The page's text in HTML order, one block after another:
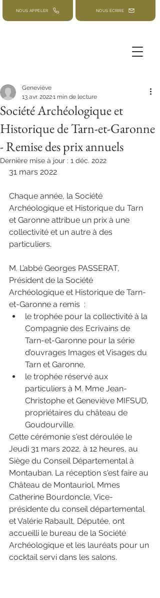
NOUS APPELER NOUS ÉCRIRE
Société Archéologique et
Historique de Tarn-et-Garonne
- Remise des prix annuels
Geneviève
13 avr. 20221 min de lecture
Dernière mise à jour : 1 déc. 2022
31 mars 2022
Chaque année, la Société
Archéologique et Historique du Tarn
et Garonne attribue un prix à une
collectivité et un autre à des
particuliers.
M. L’abbé Georges PASSERAT,
Président de la Société
Archéologique et Historique de Tarn-
et-Garonne a remis  :
le trophée pour la collectivité à la
Compagnie des Ecrivains de
Tarn-et-Garonne pour la série
d’ouvrages Images et Visages du
Tarn et Garonne,
le trophée réservé aux
particuliers à M. Mme Jean-
Christophe et Geneviève MIFSUD,
propriétaires du château de
Goudourville.
Cette cérémonie s'est déroulée le
Jeudi 31 mars 2022, à 12 heures, au
Siège du Conseil Départemental à
Montauban. La réception s'est faire au
Château de Montauriol. Mmes
Catherine Bourdoncle, Vice-
présidente du conseil départemental
et Valérie Rabault, Députée, ont
accueilli le bureau de la Société
Archéologique et les lauréats pour un
cocktail servi dans les salons.